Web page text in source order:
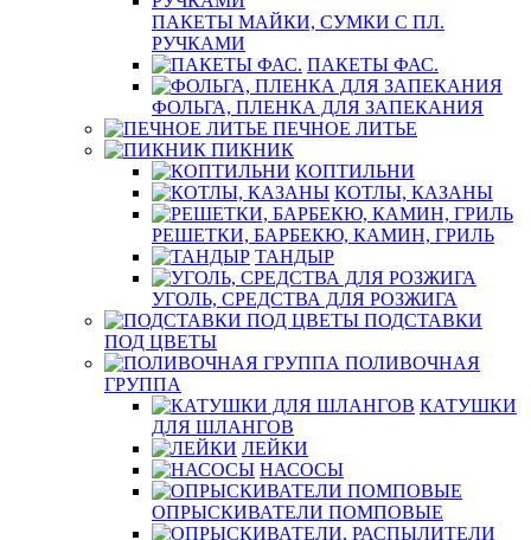
ПАКЕТЫ МАЙКИ, СУМКИ С ПЛ.
РУЧКАМИ
ПАКЕТЫ ФАС.
ФОЛЬГА, ПЛЕНКА ДЛЯ ЗАПЕКАНИЯ
ПЕЧНОЕ ЛИТЬЕ
ПИКНИК
КОПТИЛЬНИ
КОТЛЫ, КАЗАНЫ
РЕШЕТКИ, БАРБЕКЮ, КАМИН, ГРИЛЬ
ТАНДЫР
УГОЛЬ, СРЕДСТВА ДЛЯ РОЗЖИГА
ПОДСТАВКИ
ПОД ЦВЕТЫ
ПОЛИВОЧНАЯ
ГРУППА
КАТУШКИ
ДЛЯ ШЛАНГОВ
ЛЕЙКИ
НАСОСЫ
ОПРЫСКИВАТЕЛИ ПОМПОВЫЕ